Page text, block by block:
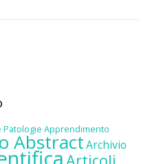
Patologie Apprendimento
AbstractArchivio